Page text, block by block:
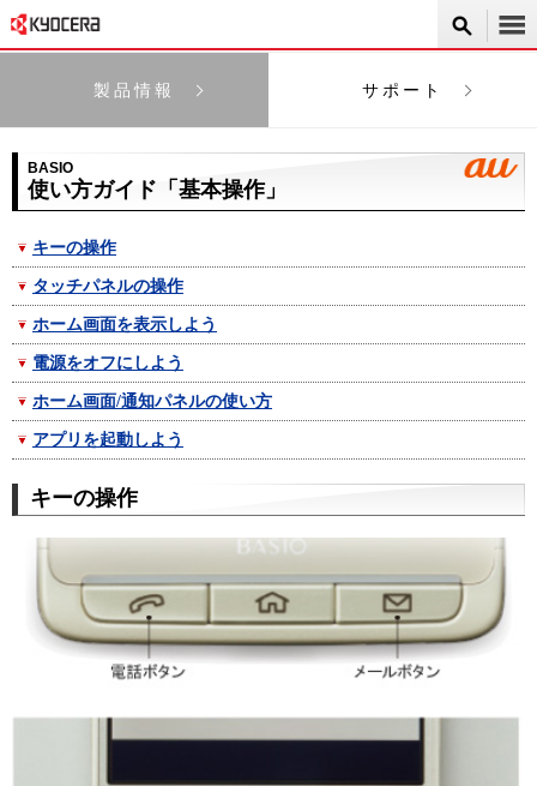
製品情報 サポート
BASIO
使い方ガイド「基本操作」
キーの操作
タッチパネルの操作
ホーム画面を表示しよう
電源をオフにしよう
ホーム画面/通知パネルの使い方
アプリを起動しよう
キーの操作